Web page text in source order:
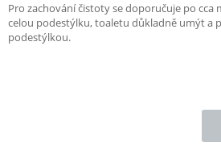
Pro zachování čistoty se doporučuje po cca
celou podestýlku, toaletu důkladně umýt a
podestýlkou.